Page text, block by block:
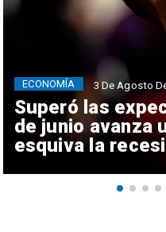
Superó las
de junio avanza
esquiva la
ECONOMÍA 3 De Agosto